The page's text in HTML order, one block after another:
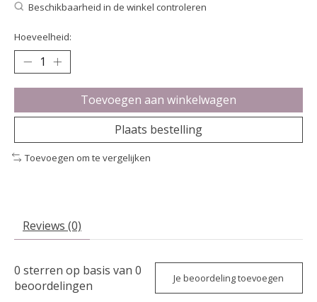
Beschikbaarheid in de winkel controleren
Hoeveelheid:
Toevoegen aan winkelwagen
Plaats bestelling
Toevoegen om te vergelijken
Reviews (0)
0 sterren op basis van 0
beoordelingen
Je beoordeling toevoegen